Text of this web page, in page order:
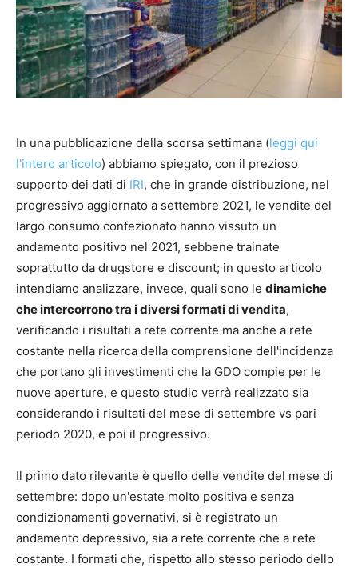
In una pubblicazione della scorsa settimana (leggi qui
l'intero articolo) abbiamo spiegato, con il prezioso
supporto dei dati di IRI, che in grande distribuzione, nel
progressivo aggiornato a settembre 2021, le vendite del
largo consumo confezionato hanno vissuto un
andamento positivo nel 2021, sebbene trainate
soprattutto da drugstore e discount; in questo articolo
intendiamo analizzare, invece, quali sono le dinamiche
che intercorrono tra i diversi formati di vendita,
verificando i risultati a rete corrente ma anche a rete
costante nella ricerca della comprensione dell'incidenza
che portano gli investimenti che la GDO compie per le
nuove aperture, e questo studio verrà realizzato sia
considerando i risultati del mese di settembre vs pari
periodo 2020, e poi il progressivo.
Il primo dato rilevante è quello delle vendite del mese di
settembre: dopo un'estate molto positiva e senza
condizionamenti governativi, si è registrato un
andamento depressivo, sia a rete corrente che a rete
costante. I formati che, rispetto allo stesso periodo dello